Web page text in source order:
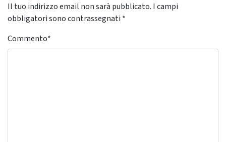
Il tuo indirizzo email non sarà pubblicato. I campi
obbligatori sono contrassegnati *
Commento*